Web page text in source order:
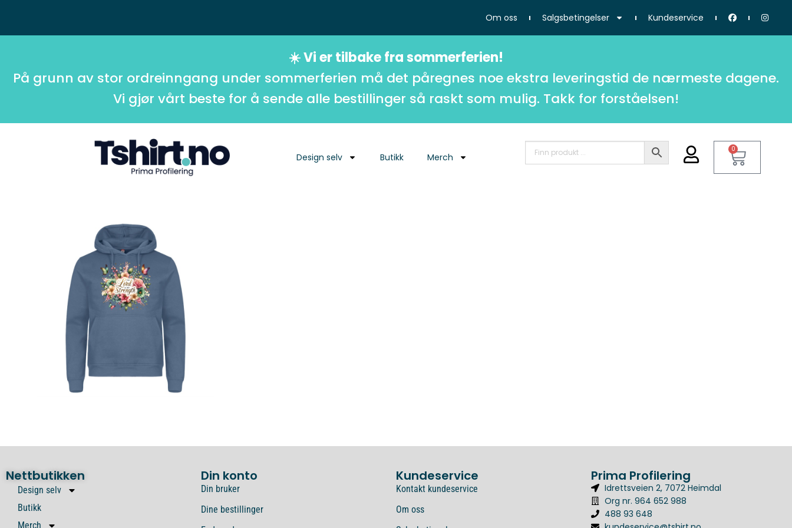
Om oss Salgsbetingelser Kundeservice
☀️ Vi er tilbake fra sommerferien!
På grunn av stor ordreinngang under sommerferien må det påregnes noe ekstra leveringstid de nærmeste dagene.
Vi gjør vårt beste for å sende alle bestillinger så raskt som mulig. Takk for forståelsen!
Design selv Butikk Merch
0
Nettbutikken Din konto Kundeservice Prima Profilering
Design selv
Butikk
Merch
Din bruker
Dine bestillinger
Kontakt kundeservice
Om oss
Idrettsveien 2, 7072 Heimdal
Org nr. 964 652 988
488 93 648